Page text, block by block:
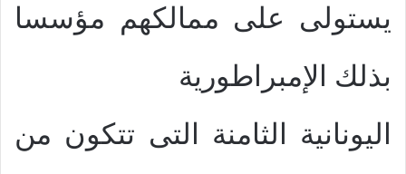
يستولى على ممالكهم مؤسسا
بذلك الإمبراطورية
اليونانية الثامنة التى تتكون من